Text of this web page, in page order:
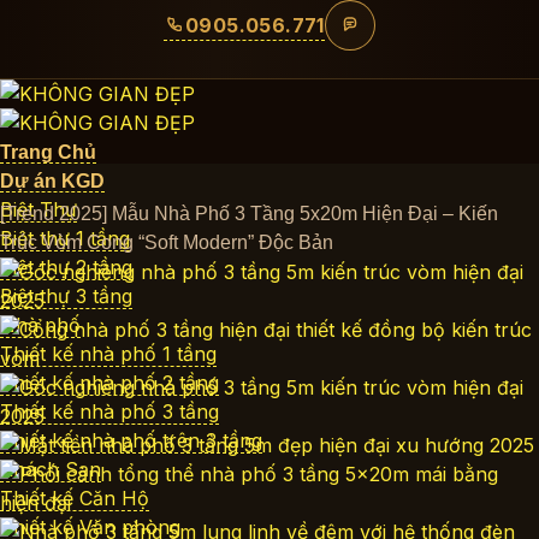
dung
0905.056.771
Trang Chủ
Dự án KGD
Biệt Thự
Biệt thự 1 tầng
Biệt thự 2 tầng
Biệt thự 3 tầng
Nhà phố
Thiết kế nhà phố 1 tầng
Thiết kế nhà phố 2 tầng
Thiết kế nhà phố 3 tầng
Thiết kế nhà phố trên 3 tầng
Khách Sạn
Thiết kế Căn Hộ
Thiết kế Văn phòng
[Trend 2025] Mẫu Nhà Phố 3 Tầng 5x20m Hiện Đại – Kiến
Trúc Vòm Cong “Soft Modern” Độc Bản